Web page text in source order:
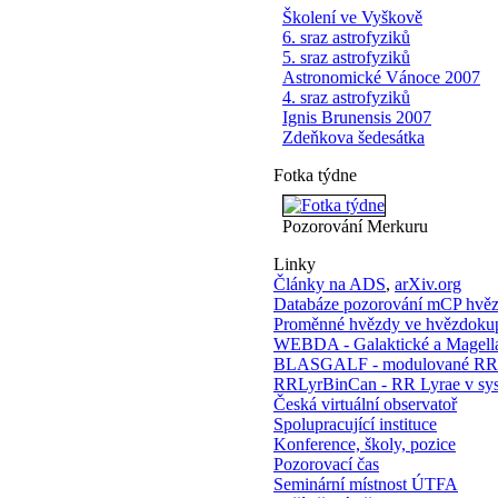
Školení ve Vyškově
6. sraz astrofyziků
5. sraz astrofyziků
Astronomické Vánoce 2007
4. sraz astrofyziků
Ignis Brunensis 2007
Zdeňkova šedesátka
Fotka týdne
Pozorování Merkuru
Linky
Články na ADS, arXiv.org
Databáze pozorování mCP
Proměnné hvězdy ve
WEBDA - Galaktické a
BLASGALF - modulované
RRLyrBinCan - RR Lyrae v
Česká virtuální observatoř
Spolupracující instituce
Konference, školy, pozice
Pozorovací čas
Seminární místnost ÚTFA